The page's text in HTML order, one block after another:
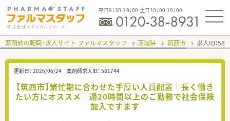
平日9：30-19：00 土日10：00-19：00
薬剤師の転職・求人サイト ファルマスタッフ 茨城県 筑西市 求人ID：
更新日： 2026/06/24 薬剤師求人ID： 581744
【筑西市】繁忙期に合わせた手厚い人員配置｜長く働き
たい方にオススメ｜週20時間以上のご勤務で社会保険
加入ですます